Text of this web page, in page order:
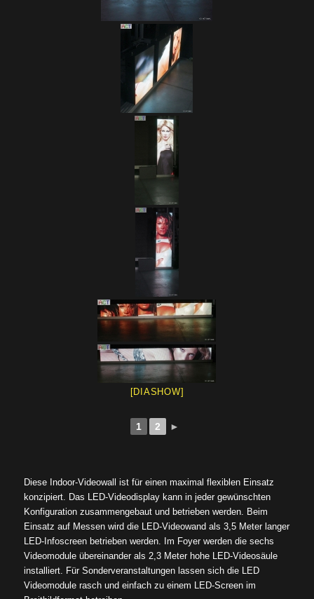
[DIASHOW]
1 2 ►
Diese Indoor-Videowall ist für einen maximal flexiblen Einsatz
konzipiert. Das LED-Videodisplay kann in jeder gewünschten
Konfiguration zusammengebaut und betrieben werden. Beim
Einsatz auf Messen wird die LED-Videowand als 3,5 Meter langer
LED-Infoscreen betrieben werden. Im Foyer werden die sechs
Videomodule übereinander als 2,3 Meter hohe LED-Videosäule
installiert. Für Sonderveranstaltungen lassen sich die LED
Videomodule rasch und einfach zu einem LED-Screen im